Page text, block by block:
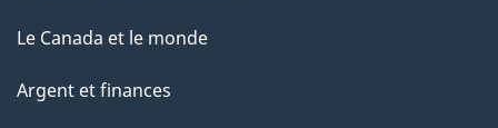
Le Canada et le monde
Argent et finances